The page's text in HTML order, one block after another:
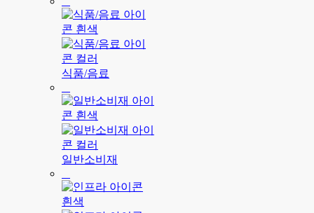
식품/음료
일반소비재